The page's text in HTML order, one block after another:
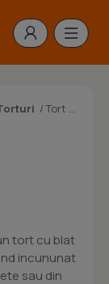
/Tort "Padurea Neagra"
tort cu blat
incununat
sau din